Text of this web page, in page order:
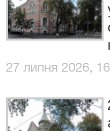
27 липня 2026,